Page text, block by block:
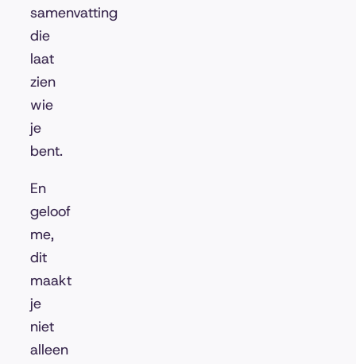
samenvatting
die
laat
zien
wie
je
bent.
En
geloof
me,
dit
maakt
je
niet
alleen